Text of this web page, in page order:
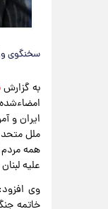
سخنگوی
به گزارش
ایران و
ملل
همه مردم
علیه